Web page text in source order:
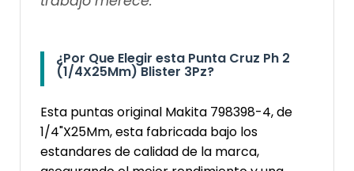
¿Por Que Elegir esta Punta Cruz Ph 2
(1/4X25Mm) Blister 3Pz?
Esta puntas original Makita 798398-4, de
1/4"X25Mm, esta fabricada bajo los
estandares de calidad de la marca,